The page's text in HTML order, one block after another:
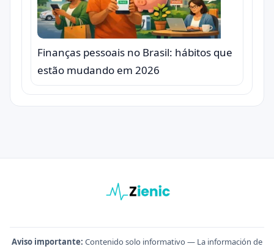
Finanças pessoais no Brasil: hábitos que
estão mudando em 2026
Aviso importante: Contenido solo informativo — La información de